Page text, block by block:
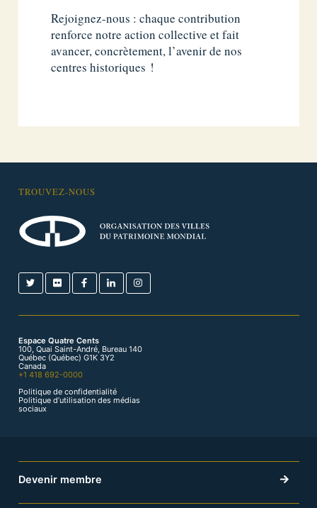
Rejoignez-nous : chaque contribution
renforce notre action collective et fait
avancer, concrètement, l’avenir de nos
centres historiques !
TROUVEZ-NOUS
Espace Quatre Cents
100, Quai Saint-André, Bureau 140
Québec (Québec) G1K 3Y2
Canada
+1 418 692-0000
Politique de confidentialité
Politique d’utilisation des médias
sociaux
Devenir membre